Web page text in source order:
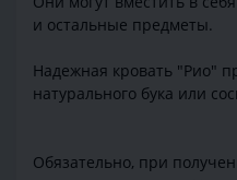
и остальные предметы.
Надежная кровать "Рио"
натурального бука или
Обязательно, при